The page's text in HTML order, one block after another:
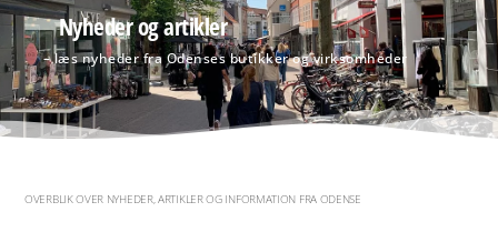
Nyheder og artikler
– læs nyheder fra Odenses butikker og virksomheder
OVERBLIK OVER NYHEDER, ARTIKLER OG INFORMATION FRA ODENSE